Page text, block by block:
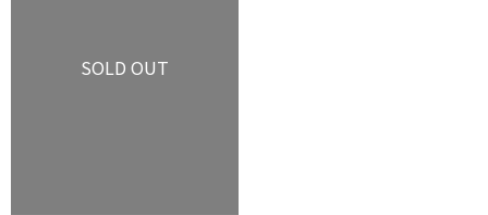
SOLD OUT